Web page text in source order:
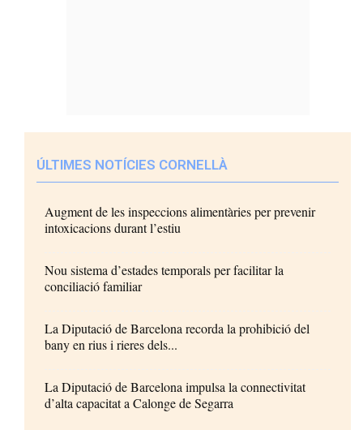
ÚLTIMES NOTÍCIES CORNELLÀ
Augment de les inspeccions alimentàries per prevenir
intoxicacions durant l’estiu
Nou sistema d’estades temporals per facilitar la
conciliació familiar
La Diputació de Barcelona recorda la prohibició del
bany en rius i rieres dels...
La Diputació de Barcelona impulsa la connectivitat
d’alta capacitat a Calonge de Segarra